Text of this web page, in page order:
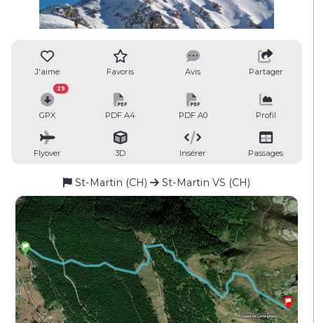
J'aime Favoris Avis Partager
GPX
29
PDF A4 PDF A0 Profil
Flyover 3D Insérer Passages
St-Martin (CH) St-Martin VS (CH)